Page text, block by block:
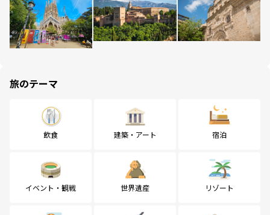
旅のテーマ
飲食 建築・アート 宿泊
イベント・観戦 世界遺産 リゾート